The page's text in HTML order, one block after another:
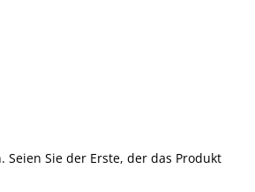
Sie der Erste, der das Produkt